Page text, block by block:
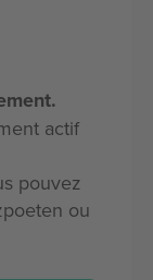
actif
pouvez
ou